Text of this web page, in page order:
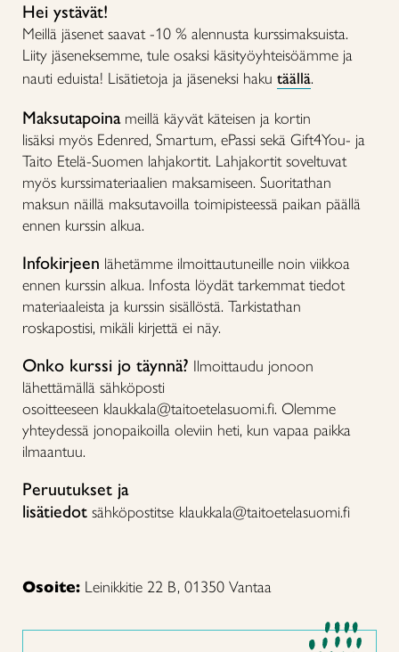
Hei ystävät!
Meillä jäsenet saavat -10 % alennusta kurssimaksuista.
Liity jäseneksemme, tule osaksi käsityöyhteisöämme ja
nauti eduista! Lisätietoja ja jäseneksi haku täällä.
Maksutapoinameillä käyvät käteisen ja kortin
lisäksi myös Edenred, Smartum, ePassi sekä Gift4You- ja
Taito Etelä-Suomen lahjakortit. Lahjakortit soveltuvat
myös kurssimateriaalien maksamiseen. Suoritathan
maksun näillä maksutavoilla toimipisteessä paikan päällä
ennen kurssin alkua.
Infokirjeen lähetämme ilmoittautuneille noin viikkoa
ennen kurssin alkua. Infosta löydät tarkemmat tiedot
materiaaleista ja kurssin sisällöstä. Tarkistathan
roskapostisi, mikäli kirjettä ei näy.
Onko kurssi jo täynnä? Ilmoittaudu jonoon
lähettämällä sähköposti
osoitteeseen klaukkala@taitoetelasuomi.fi. Olemme
yhteydessä jonopaikoilla oleviin heti, kun vapaa paikka
ilmaantuu.
Peruutukset ja
lisätiedot sähköpostitse klaukkala@taitoetelasuomi.fi
Osoite: Leinikkitie 22 B, 01350 Vantaa